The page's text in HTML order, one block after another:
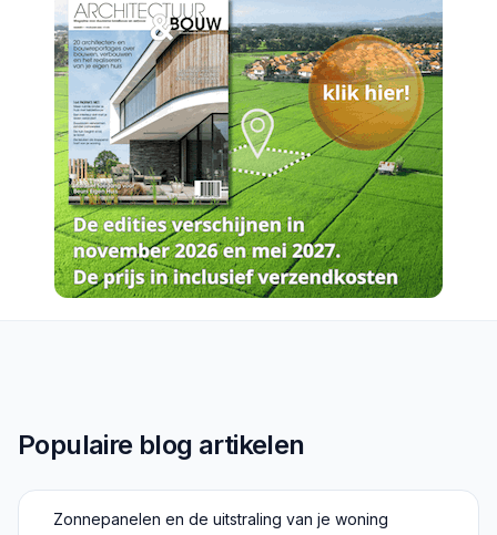
Populaire blog artikelen
Zonnepanelen en de uitstraling van je woning